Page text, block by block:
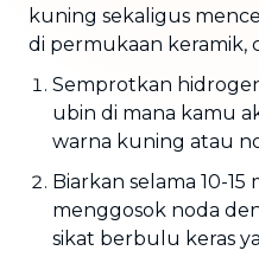
kuning sekaligus
di permukaan keramik,
Semprotkan
ubin di mana kamu
warna kuning atau
Biarkan selama 10-
menggosok noda
sikat berbulu keras